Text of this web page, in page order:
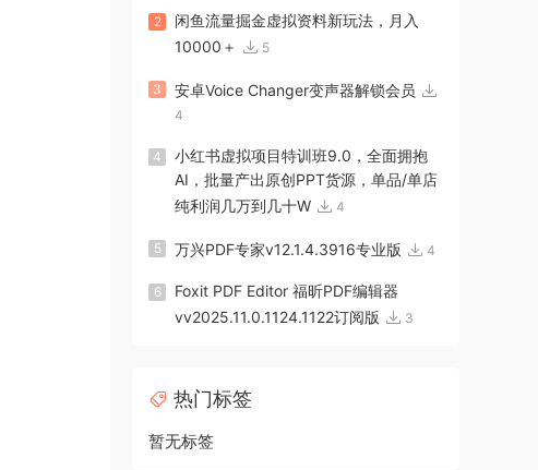
2
闲鱼流量掘金虚拟资料新玩法，月入
10000＋
5
3 安卓Voice Changer变声器解锁会员
4
4
小红书虚拟项目特训班9.0，全面拥抱
AI，批量产出原创PPT货源，单品/单店
纯利润几万到几十W
4
5 万兴PDF专家v12.1.4.3916专业版 4
6
Foxit PDF Editor 福昕PDF编辑器
vv2025.11.0.1124.1122订阅版
3
热门标签
暂无标签